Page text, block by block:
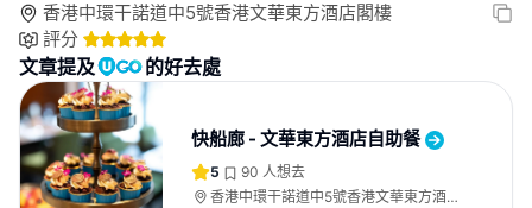
香港中環干諾道中5號香港文華東方酒店閣樓
評分
文章提及 的好去處
快船廊 - 文華東方酒店自助餐
5 90 人想去
香港中環干諾道中5號香港文華東方酒店